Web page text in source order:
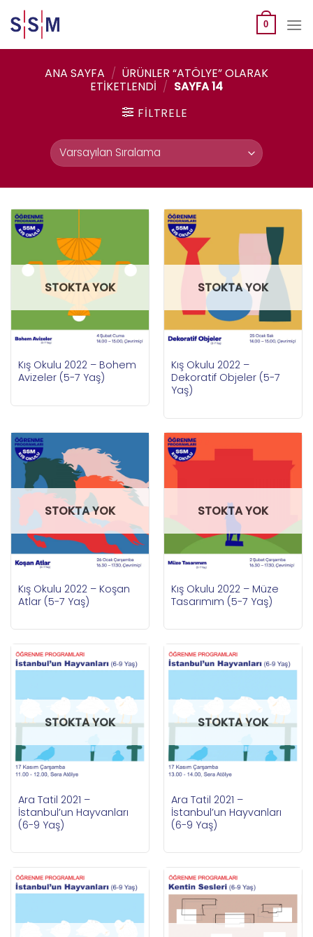
to
content
0
ANA SAYFA / ÜRÜNLER “ATÖLYE” OLARAK
ETIKETLENDI / SAYFA 14
FILTRELE
STOKTA YOK
Kış Okulu 2022 – Bohem
Avizeler (5-7 Yaş)
STOKTA YOK
Kış Okulu 2022 –
Dekoratif Objeler (5-7
Yaş)
STOKTA YOK
Kış Okulu 2022 – Koşan
Atlar (5-7 Yaş)
STOKTA YOK
Kış Okulu 2022 – Müze
Tasarımım (5-7 Yaş)
STOKTA YOK
Ara Tatil 2021 –
İstanbul’un Hayvanları
(6-9 Yaş)
STOKTA YOK
Ara Tatil 2021 –
İstanbul’un Hayvanları
(6-9 Yaş)